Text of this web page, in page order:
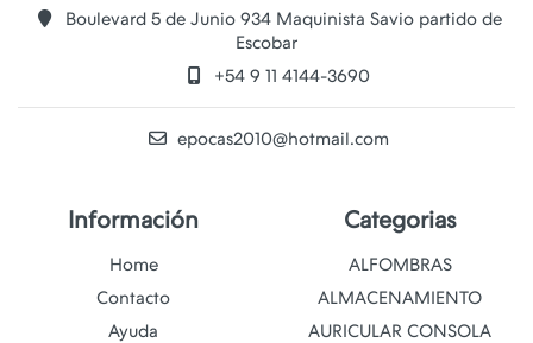
Boulevard 5 de Junio 934 Maquinista Savio partido de
Escobar
+54 9 11 4144-3690
epocas2010@hotmail.com
Información
Home
Contacto
Ayuda
Categorias
ALFOMBRAS
ALMACENAMIENTO
AURICULAR CONSOLA